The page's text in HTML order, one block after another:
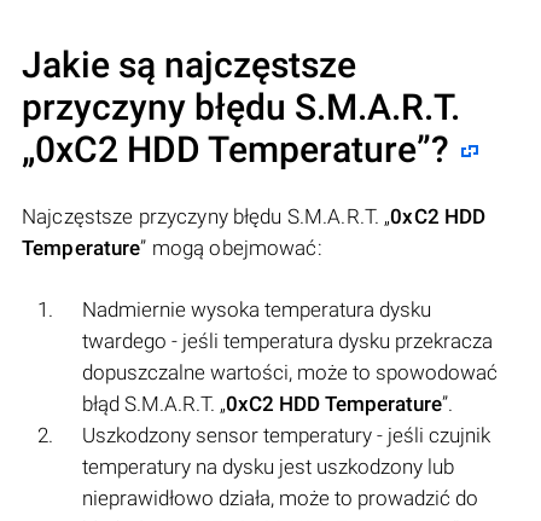
Jakie są najczęstsze
przyczyny błędu S.M.A.R.T.
„0xC2 HDD Temperature”?
Najczęstsze przyczyny błędu S.M.A.R.T. „0xC2 HDD
Temperature” mogą obejmować:
Nadmiernie wysoka temperatura dysku
twardego - jeśli temperatura dysku przekracza
dopuszczalne wartości, może to spowodować
błąd S.M.A.R.T. „0xC2 HDD Temperature”.
Uszkodzony sensor temperatury - jeśli czujnik
temperatury na dysku jest uszkodzony lub
nieprawidłowo działa, może to prowadzić do